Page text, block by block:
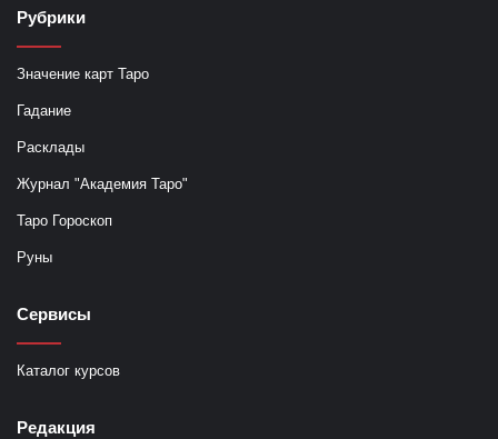
Рубрики
Значение карт Таро
Гадание
Расклады
Журнал "Академия Таро"
Таро Гороскоп
Руны
Сервисы
Каталог курсов
Редакция